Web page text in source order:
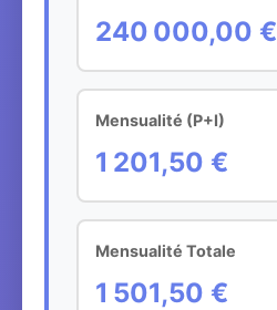
240 000,00 €
Mensualité (P+I)
1 201,50 €
Mensualité Totale
1 501,50 €